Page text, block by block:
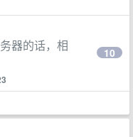
器的话，相
10